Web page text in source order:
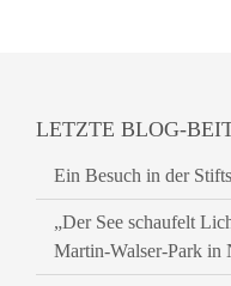
LETZTE BLOG-
Ein Besuch in der
„Der See schaufelt
Martin-Walser-Park in